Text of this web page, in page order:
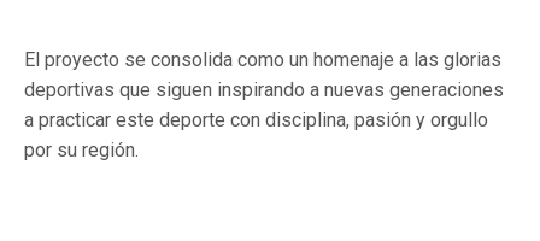
El proyecto se consolida como un homenaje a las glorias
deportivas que siguen inspirando a nuevas generaciones
a practicar este deporte con disciplina, pasión y orgullo
por su región.